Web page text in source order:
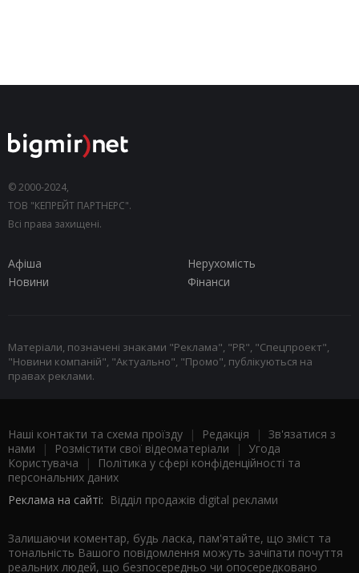
© 2000-2024,
ТОВ "КЕПРЕЙТ ПАРТНЕРС".
Всі права захищені.
Афіша
Нерухомість
Новини
Фінанси
Матеріали, позначені знаками "Реклама", "PR", "Спецпроект",
"Новини компаній", "Актуально", "Промо", публікуються на
правах реклами.
Наші контакти та схема проїзду | Редакція | Зв'язатися з
нами | Розмістити свої відеоматеріали | Угода
Користувача |
Політика у сфері конфіденційності та
персональних даних
Реклама на сайті: Відділ продажів digital реклами
Залишаючи коментар, будь ласка, пам'ятайте, що зміст та
тональність Вашого повідомлення можуть зачіпати почуття
реальних людей, що безпосередньо чи опосередковано